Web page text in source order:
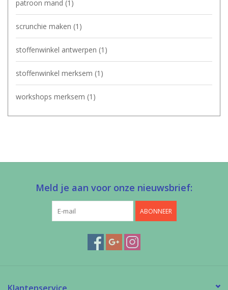
patroon mand (1)
scrunchie maken (1)
stoffenwinkel antwerpen (1)
stoffenwinkel merksem (1)
workshops merksem (1)
Meld je aan voor onze nieuwsbrief:
ABONNEER